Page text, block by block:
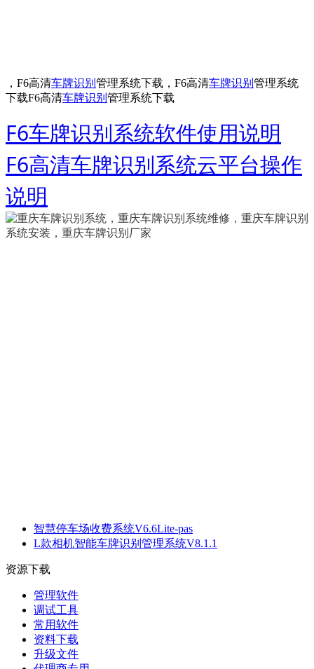
，F6高清车牌识别 管理系统下载，F6高清车牌识别 管理系统
下载F6高清车牌识别 管理系统下载
F6车牌识别系统软件使用说明
F6高清车牌识别系统云平台操作
说明
智慧停车场收费系统V6.6Lite-pas
L款相机智能车牌识别管理系统V8.1.1
资源下载
管理软件
调试工具
常用软件
资料下载
升级文件